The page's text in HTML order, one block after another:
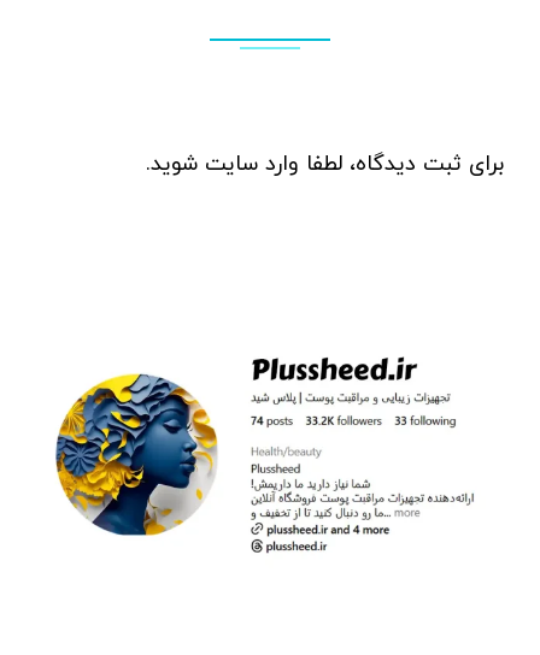
برای ثبت دیدگاه، لطفا وارد سایت شوید.